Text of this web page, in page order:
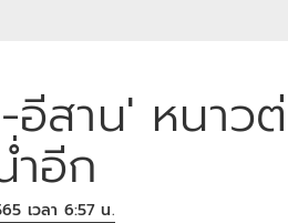
อีสาน' หนาว
ำอีก
เวลา 6:57 น.